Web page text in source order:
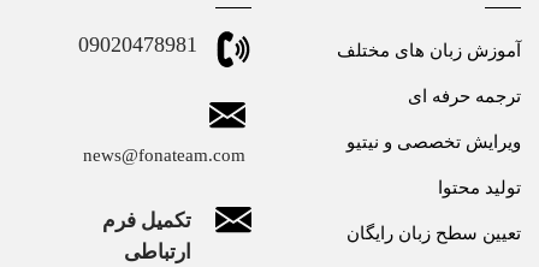
آموزش زبان های مختلف
ترجمه حرفه ای
ویرایش تخصصی و نیتیو
تولید محتوا
تعیین سطح زبان رایگان
09020478981
news@fonateam.com
تکمیل فرم
ارتباطی